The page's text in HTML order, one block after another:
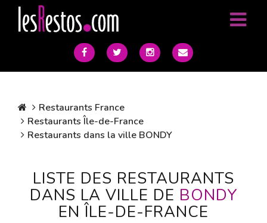
Restaurants France
Restaurants Île-de-France
Restaurants dans la ville BONDY
LISTE DES RESTAURANTS
DANS LA VILLE DE BONDY
EN ÎLE-DE-FRANCE